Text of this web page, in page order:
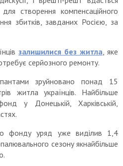
створення компенсаційного
збитків, завданих Росією, за
залишилися без житла, яке
серйозного ремонту.
зруйновано понад 15
житла українців. Найбільше
у Донецькій, Харківській,
фонду уряд уже виділив 1,4
сезону якнайбільше